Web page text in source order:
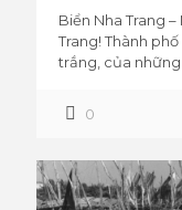
Biển Nha Trang –
Trang! Thành
trắng, của
0